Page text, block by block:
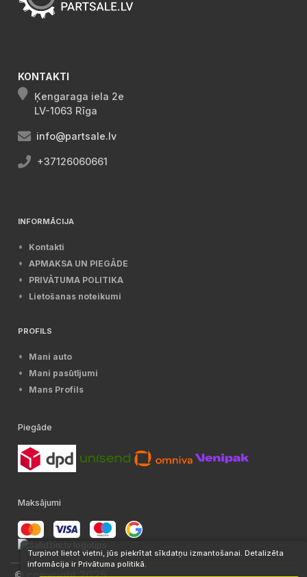
KONTAKTI
Ķengaraga iela 2e
LV-1063 Rīga
info@partsale.lv
+37126060661
INFORMĀCIJA
Kontakti
APMAKSA UN PIEGĀDE
PRIVĀTUMA POLITIKA
Lietošanas noteikumi
PROFILS
Mani auto
Mani pasūtījumi
Mans Profils
Piegāde
Maksājumi
Turpinot lietot vietni, jūs piekrītat sīkdatņu izmantošanai. Detalizēta
informācija ir Privātuma politikā.